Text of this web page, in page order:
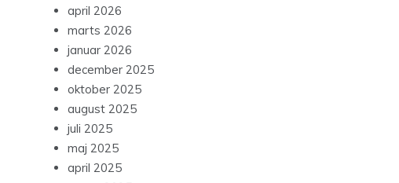
april 2026
marts 2026
januar 2026
december 2025
oktober 2025
august 2025
juli 2025
maj 2025
april 2025